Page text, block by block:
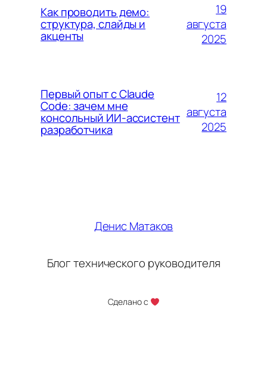
Как проводить демо:
структура, слайды и
акценты
19
августа
2025
Первый опыт с Claude
Code: зачем мне
консольный ИИ-ассистент
разработчика
12
августа
2025
Денис Матаков
Блог технического руководителя
Сделано с